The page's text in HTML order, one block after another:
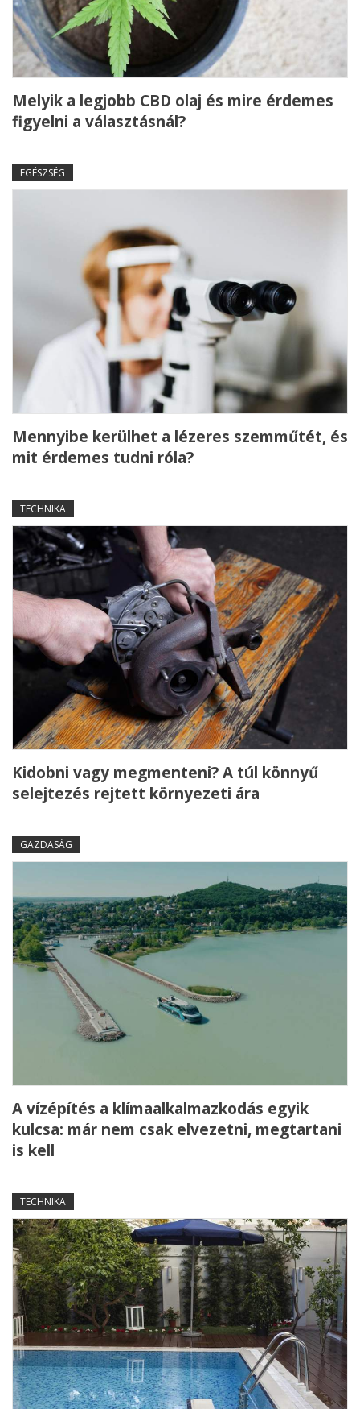
Melyik a legjobb CBD olaj és mire érdemes
figyelni a választásnál?
EGÉSZSÉG
Mennyibe kerülhet a lézeres szemműtét, és
mit érdemes tudni róla?
TECHNIKA
Kidobni vagy megmenteni? A túl könnyű
selejtezés rejtett környezeti ára
GAZDASÁG
A vízépítés a klímaalkalmazkodás egyik
kulcsa: már nem csak elvezetni, megtartani
is kell
TECHNIKA